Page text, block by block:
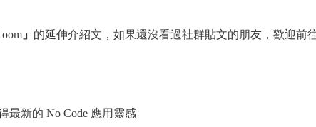
」 的延伸介紹文，如果還沒看過社群貼文的朋友，歡迎前
最新的 No Code 應用靈感